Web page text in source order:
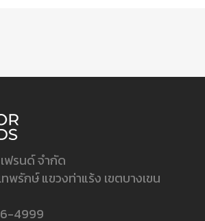
ฟรนด์ จำกัด
พรักษ์ แขวงท่าแร้ง เขตบางเขน
4999